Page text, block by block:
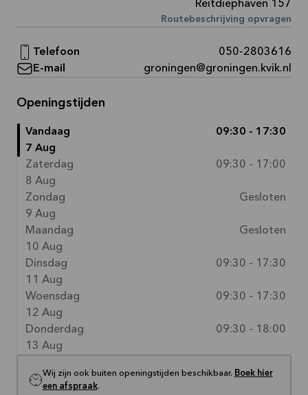
Reitdiephaven 157
Routebeschrijving opvragen
Telefoon
050-2803616
E-mail
groningen@groningen.kvik.nl
Openingstijden
Vandaag
7 Aug
09:30 - 17:30
Zaterdag
8 Aug
09:30 - 17:00
Zondag
9 Aug
Gesloten
Maandag
10 Aug
Gesloten
Dinsdag
11 Aug
09:30 - 17:30
Woensdag
12 Aug
09:30 - 17:30
Donderdag
13 Aug
09:30 - 18:00
Wij zijn ook buiten openingstijden beschikbaar. Boek hier
een afspraak.